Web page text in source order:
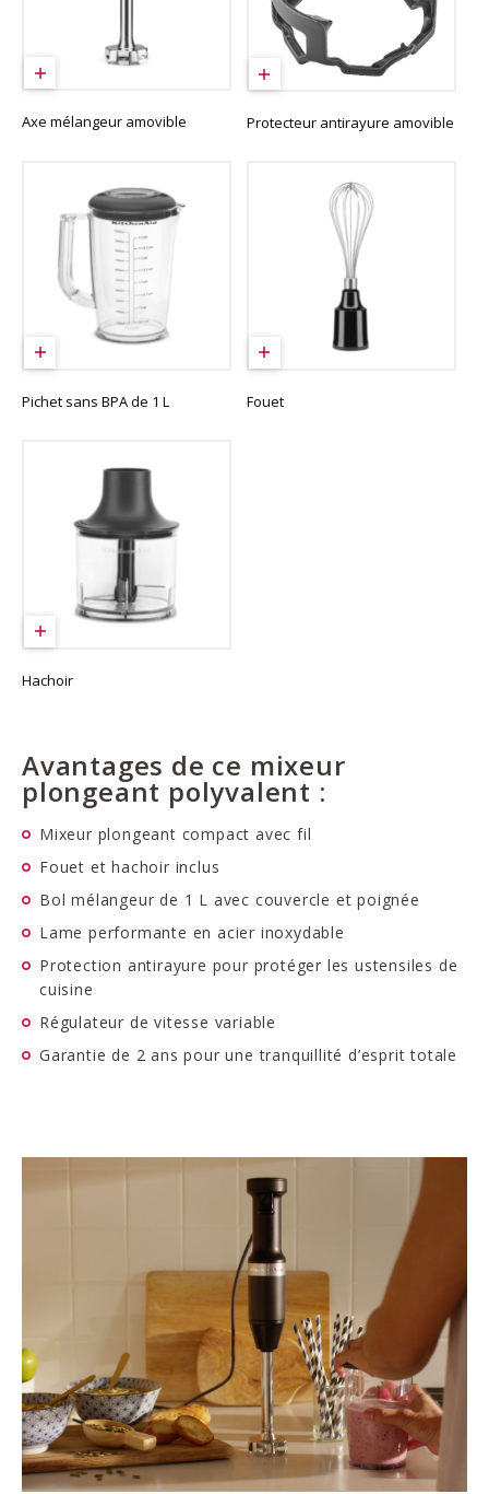
Axe mélangeur amovible Protecteur antirayure amovible
Pichet sans BPA de 1 L Fouet
Hachoir
Avantages de ce mixeur
plongeant polyvalent :
Mixeur plongeant compact avec fil
Fouet et hachoir inclus
Bol mélangeur de 1 L avec couvercle et poignée
Lame performante en acier inoxydable
Protection antirayure pour protéger les ustensiles de
cuisine
Régulateur de vitesse variable
Garantie de 2 ans pour une tranquillité d’esprit totale